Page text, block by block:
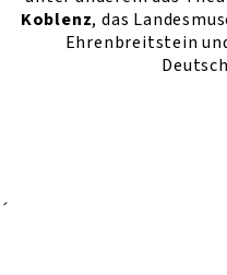
Koblenz, das
Ehrenbreitstein
´